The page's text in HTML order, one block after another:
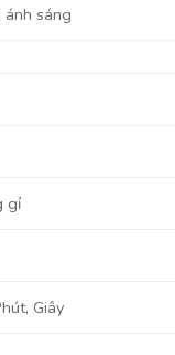
sáng
gỉ
Giây